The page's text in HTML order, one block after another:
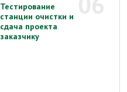
Тестирование
станции очистки и
сдача проекта
заказчику